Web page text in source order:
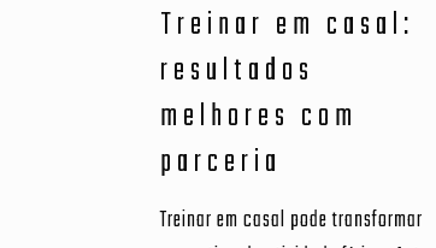
Treinar em casal:
resultados
melhores com
parceria
Treinar em casal pode transformar